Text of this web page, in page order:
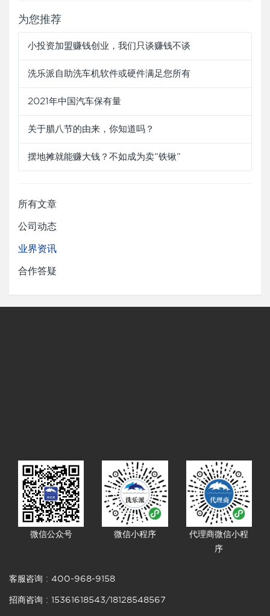
为您推荐
小投资加盟赚钱创业，我们只谈赚钱不谈
洗乐派自助洗车机软件或硬件满足您所有
2021年中国汽车保有量
关于腊八节的由来，你知道吗？
摆地摊就能赚大钱？不如成为卖“铁锹”
所有文章
公司动态
业界资讯
合作答疑
微信公众号 微信小程序
代理商微信小程
序
客服咨询 : 400-968-9158
招商咨询 : 15361618543/18128548567